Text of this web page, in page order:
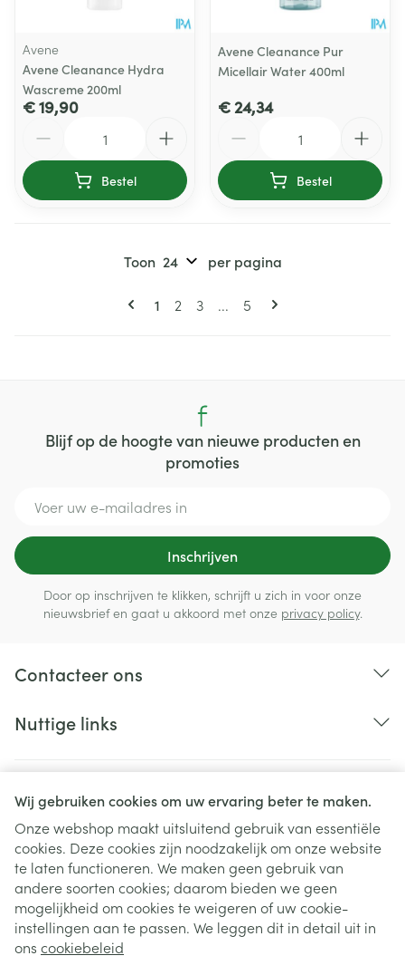
Wij gebruiken cookies om uw ervaring beter te maken.
Onze webshop maakt uitsluitend gebruik van essentiële
cookies. Deze cookies zijn noodzakelijk om onze website
te laten functioneren. We maken geen gebruik van
andere soorten cookies; daarom bieden we geen
mogelijkheid om cookies te weigeren of uw cookie-
instellingen aan te passen. We leggen dit in detail uit in
ons cookiebeleid
Avene
Avene Cleanance Hydra
Wascreme 200ml
€ 19,90
Bestel
Avene Cleanance Pur
Micellair Water 400ml
€ 24,34
Bestel
Pagina's
U lees momenteel pagina
1 Pagina
2 Pagina
3 ... Pagina
5
Toon per pagina
Blijf op de hoogte van nieuwe producten en
promoties
Inschrijven
Door op inschrijven te klikken, schrijft u zich in voor onze
nieuwsbrief en gaat u akkoord met onze privacy policy.
Contacteer ons
Nuttige links
Juridische links